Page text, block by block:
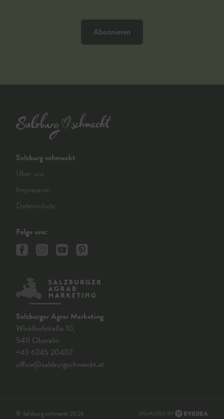
Abonnieren
Salzburg schmeckt
Über uns
Impressum
Datenschutz
Folge uns:
Salzburger Agrar Marketing
Winklhofstraße 10,
5411 Oberalm
+43 6245 20407
office@salzburgschmeckt.at
© Salzburg schmeckt 2026